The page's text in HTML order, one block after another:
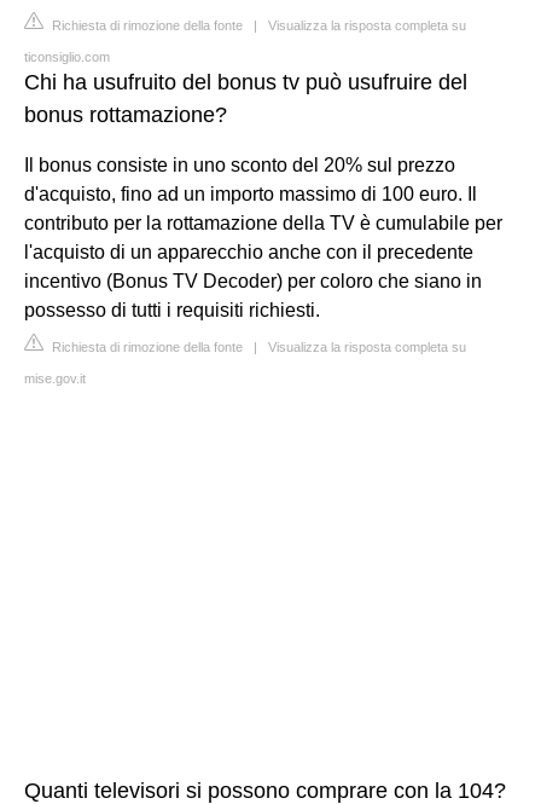
Richiesta di rimozione della fonte | Visualizza la risposta completa su
ticonsiglio.com
Chi ha usufruito del bonus tv può usufruire del
bonus rottamazione?
Il bonus consiste in uno sconto del 20% sul prezzo
d'acquisto, fino ad un importo massimo di 100 euro. Il
contributo per la rottamazione della TV è cumulabile per
l'acquisto di un apparecchio anche con il precedente
incentivo (Bonus TV Decoder) per coloro che siano in
possesso di tutti i requisiti richiesti.
Richiesta di rimozione della fonte | Visualizza la risposta completa su
mise.gov.it
Quanti televisori si possono comprare con la 104?